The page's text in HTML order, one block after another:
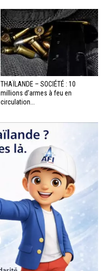
THAÏLANDE – SOCIÉTÉ : 10
millions d’armes à feu en
circulation...